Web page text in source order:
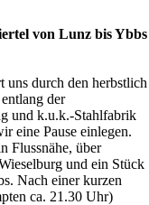
von Lunz bis Ybbs
uns durch den herbstlich
der
und k.u.k.-Stahlfabrik
eine Pause einlegen.
Flussnähe, über
und ein Stück
Nach einer kurzen
ca. 21.30 Uhr)